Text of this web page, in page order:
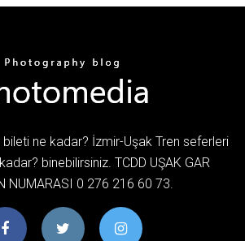
ne kadar? İzmir-Uşak Tren seferleri
binebilirsiniz. TCDD UŞAK GAR
NUMARASI 0 276 216 60 73.